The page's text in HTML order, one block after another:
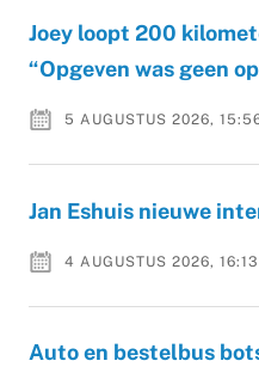
Joey loopt 200
“Opgeven was geen
5 AUGUSTUS 2026,
Jan Eshuis nieuwe
4 AUGUSTUS 2026, 16:13
Auto en bestelbus